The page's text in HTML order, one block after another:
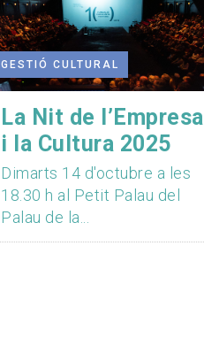
GESTIÓ CULTURAL
La Nit de l’Empresa
i la Cultura 2025
Dimarts 14 d'octubre a les
18.30 h al Petit Palau del
Palau de la...